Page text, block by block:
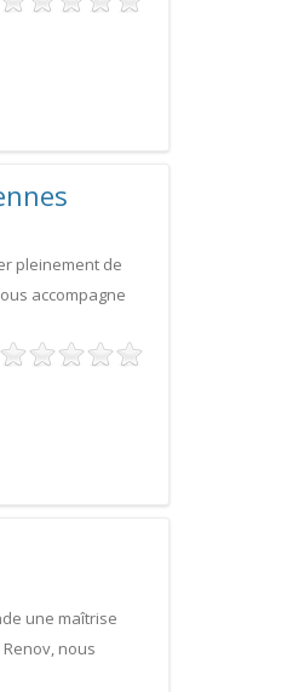
pleinement de
accompagne
une maîtrise
nous